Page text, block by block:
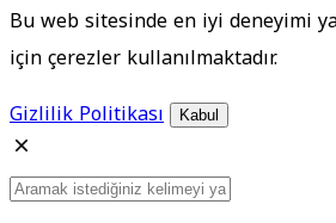
Bu web sitesinde en iyi deneyimi
için çerezler kullanılmaktadır.
Gizlilik Politikası
Kabul